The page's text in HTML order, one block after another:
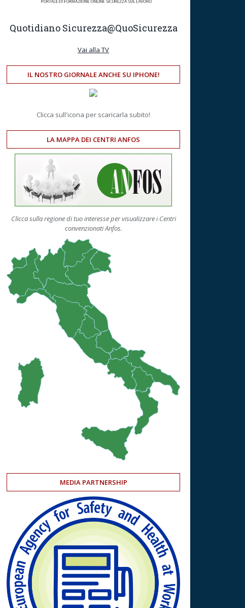
Quotidiano Sicurezza@QuoSicurezza
Vai alla TV
IL NOSTRO GIORNALE ANCHE SU IPHONE!
Clicca sull'icona per scaricarla subito!
LA MAPPA DEI CENTRI ANFOS
Clicca sulla regione di tuo interesse per visualizzare i Centri
convenzionati Anfos.
MEDIA PARTNERSHIP